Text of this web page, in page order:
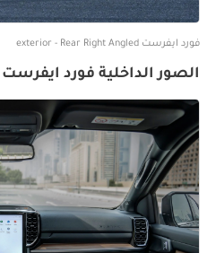
فورد ايفرست exterior - Rear Right Angled
الصور الداخلية فورد ايفرست